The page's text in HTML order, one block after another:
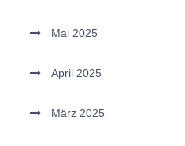
Mai 2025
April 2025
März 2025